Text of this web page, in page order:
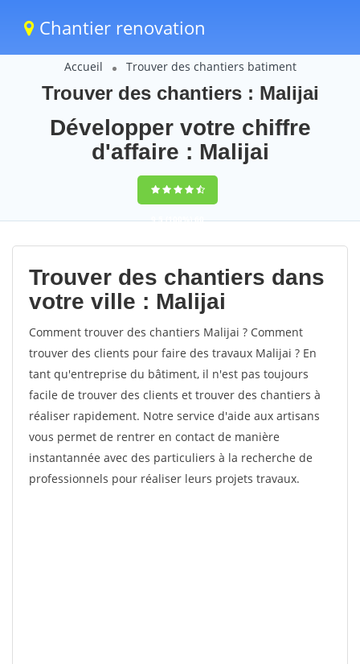
Chantier renovation
Accueil Trouver des chantiers batiment
Trouver des chantiers : Malijai
Développer votre chiffre
d'affaire : Malijai
9,5(100%)60
votes
Trouver des chantiers dans
votre ville : Malijai
Comment trouver des chantiers Malijai ? Comment
trouver des clients pour faire des travaux Malijai ? En
tant qu'entreprise du bâtiment, il n'est pas toujours
facile de trouver des clients et trouver des chantiers à
réaliser rapidement. Notre service d'aide aux artisans
vous permet de rentrer en contact de manière
instantannée avec des particuliers à la recherche de
professionnels pour réaliser leurs projets travaux.